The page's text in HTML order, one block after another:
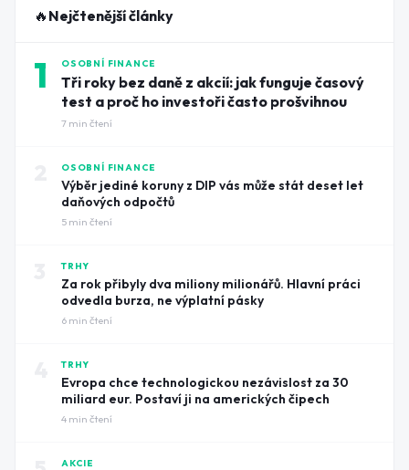
🔥 Nejčtenější články
1 OSOBNÍ FINANCE
Tři roky bez daně z akcií: jak funguje časový
test a proč ho investoři často prošvihnou
7 min čtení
OSOBNÍ FINANCE
Výběr jediné koruny z DIP vás může stát deset let
daňových odpočtů
5 min čtení
TRHY
Za rok přibyly dva miliony milionářů. Hlavní práci
odvedla burza, ne výplatní pásky
6 min čtení
TRHY
Evropa chce technologickou nezávislost za 30
miliard eur. Postaví ji na amerických čipech
4 min čtení
AKCIE